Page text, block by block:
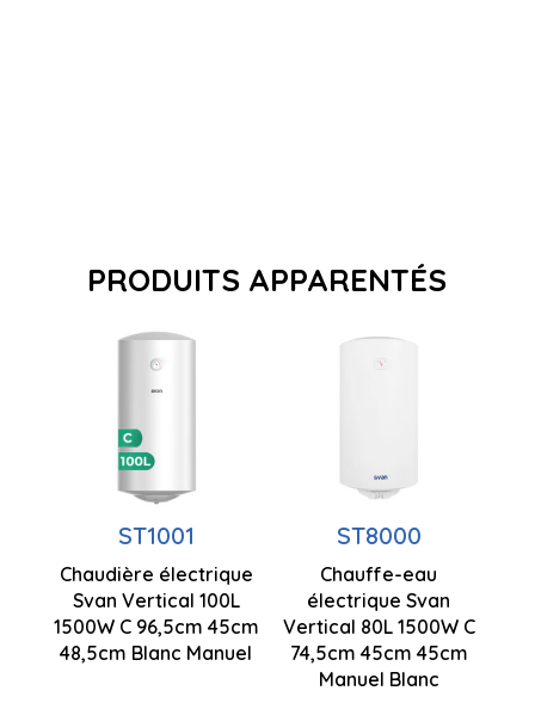
PRODUITS APPARENTÉS
ST1001
Chaudière électrique
Svan Vertical 100L
1500W C 96,5cm 45cm
48,5cm Blanc Manuel
Capacité
de 100
litres
1,50 kW
Contrôle
manuel
Installation
verticale
965 x 450 x
485 mm
ST8000
Chauffe-eau
électrique Svan
Vertical 80L 1500W C
74,5cm 45cm 45cm
Manuel Blanc
Capacité
1,50 kW
Contrôle
manuel
Température
réglable